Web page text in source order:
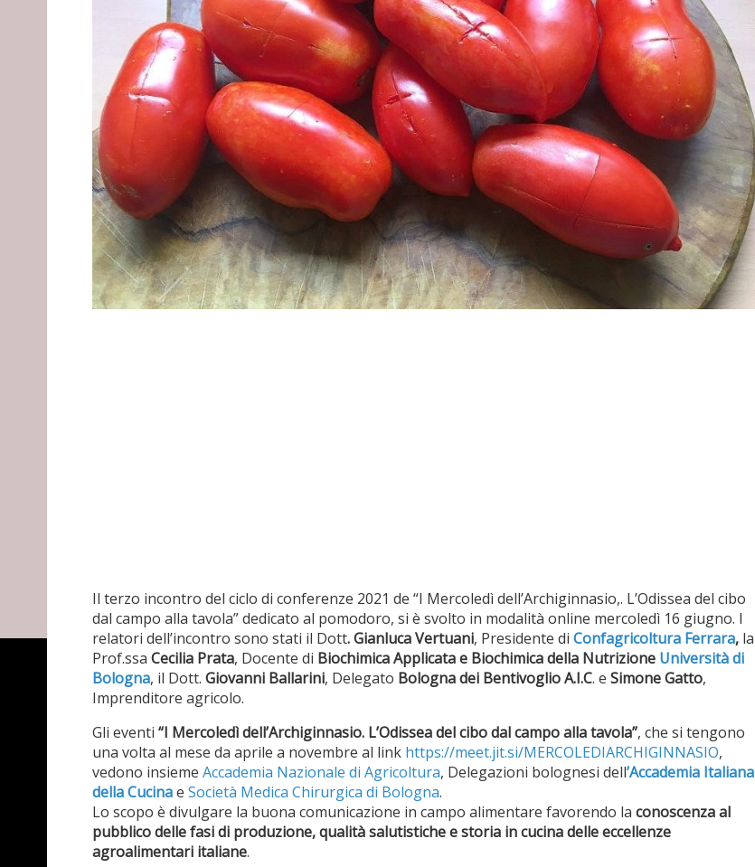
Il terzo incontro del ciclo di conferenze 2021 de “I Mercoledì dell’Archiginnasio,. L’Odissea del cibo
dal campo alla tavola” dedicato al pomodoro, si è svolto in modalità online mercoledì 16 giugno. I
relatori dell’incontro sono stati il Dott. Gianluca Vertuani, Presidente di Confagricoltura Ferrara, la
Prof.ssa Cecilia Prata, Docente di Biochimica Applicata e Biochimica della Nutrizione Università di
Bologna, il Dott. Giovanni Ballarini, Delegato Bologna dei Bentivoglio A.I.C. e Simone Gatto,
Imprenditore agricolo.
Gli eventi “I Mercoledì dell’Archiginnasio. L’Odissea del cibo dal campo alla tavola”, che si tengono
una volta al mese da aprile a novembre al link https://meet.jit.si/MERCOLEDIARCHIGINNASIO,
vedono insieme Accademia Nazionale di Agricoltura, Delegazioni bolognesi dell’Accademia Italiana
della Cucinae Società Medica Chirurgica di Bologna.
Lo scopo è divulgare la buona comunicazione in campo alimentare favorendo la conoscenza al
pubblico delle fasi di produzione, qualità salutistiche e storia in cucina delle eccellenze
agroalimentari italiane.